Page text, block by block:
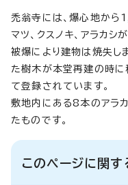
禿翁寺には、爆心地から
マツ、クスノキ、アラカシ
被爆により建物は焼失し
た樹木が本堂再建の時
て登録されています。
敷地内にある8本のアラ
たものです。
このページに関